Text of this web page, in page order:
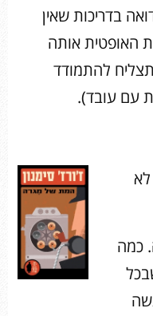
בדריכות שאין
האופטית אותה
להתמודד
עם עובד).
כמה